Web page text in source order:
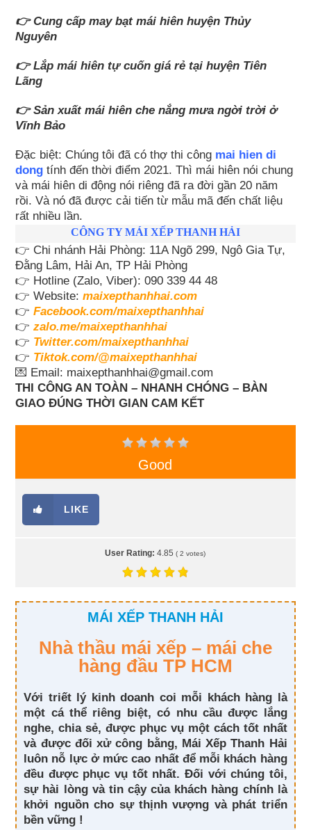
👉 Cung cấp may bạt mái hiên huyện Thủy
Nguyên
👉 Lắp mái hiên tự cuốn giá rẻ tại huyện Tiên
Lãng
👉 Sản xuất mái hiên che nắng mưa ngời trời ở
Vĩnh Bảo
Đặc biệt: Chúng tôi đã có thợ thi công mai hien di
dong tính đến thời điểm 2021. Thì mái hiên nói chung
và mái hiên di động nói riêng đã ra đời gần 20 năm
rồi. Và nó đã được cải tiến từ mẫu mã đến chất liệu
rất nhiều lần.
CÔNG TY MÁI XẾP THANH HẢI
👉 Chi nhánh Hải Phòng: 11A Ngõ 299, Ngô Gia Tự,
Đằng Lâm, Hải An, TP Hải Phòng
👉 Hotline (Zalo, Viber): 090 339 44 48
👉 Website:maixepthanhhai.com
👉Facebook.com/maixepthanhhai
👉zalo.me/maixepthanhhai
👉 Twitter.com/maixepthanhhai
👉 Tiktok.com/@maixepthanhhai
💌 Email: maixepthanhhai@gmail.com
THI CÔNG AN TOÀN – NHANH CHÓNG – BÀN
GIAO ĐÚNG THỜI GIAN CAM KẾT
Good
LIKE
User Rating:4.85 (2 votes)
MÁI XẾP THANH HẢI
Nhà thầu mái xếp – mái che
hàng đầu TP HCM
Với triết lý kinh doanh coi mỗi khách hàng là
một cá thể riêng biệt, có nhu cầu được lắng
nghe, chia sẻ, được phục vụ một cách tốt nhất
và được đối xử công bằng, Mái Xếp Thanh Hải
luôn nỗ lực ở mức cao nhất để mỗi khách hàng
đều được phục vụ tốt nhất. Đối với chúng tôi,
sự hài lòng và tin cậy của khách hàng chính là
khởi nguồn cho sự thịnh vượng và phát triển
bền vững !